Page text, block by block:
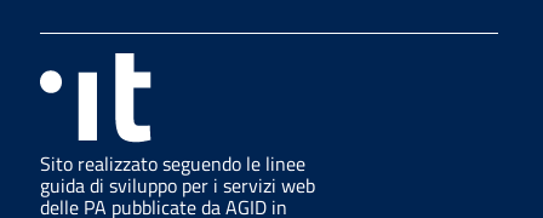
Sito realizzato seguendo le linee
guida di sviluppo per i servizi web
delle PA pubblicate da AGID in